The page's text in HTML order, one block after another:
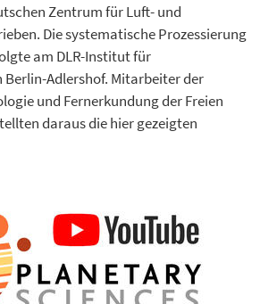
Zentrum für Luft- und
Die systematische Prozessierung
am DLR-Institut für
Adlershof. Mitarbeiter der
und Fernerkundung der Freien
daraus die hier gezeigten